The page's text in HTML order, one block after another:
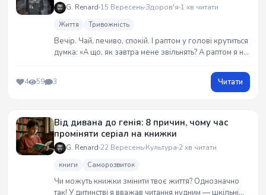
G. Renard 15 ВересеньЗдоров'я 1 хв читати
Життя Тривожність
Вечір. Чай, печиво, спокій. І раптом у голові крутиться
думка: «А що, як завтра мене звільнять? А раптом я не
безкоштовний серіал під назвою «Тривога: сезон
4 59 3 Читати
Від дивана до генія: 8 причин, чому час
проміняти серіал на книжки
G. Renard 22 Вересень Культура 2 хв читати
книги Саморозвиток
Чи можуть книжки змінити твоє життя? Однозначно
так! У дитинстві я вважав читання нудним — шкільні